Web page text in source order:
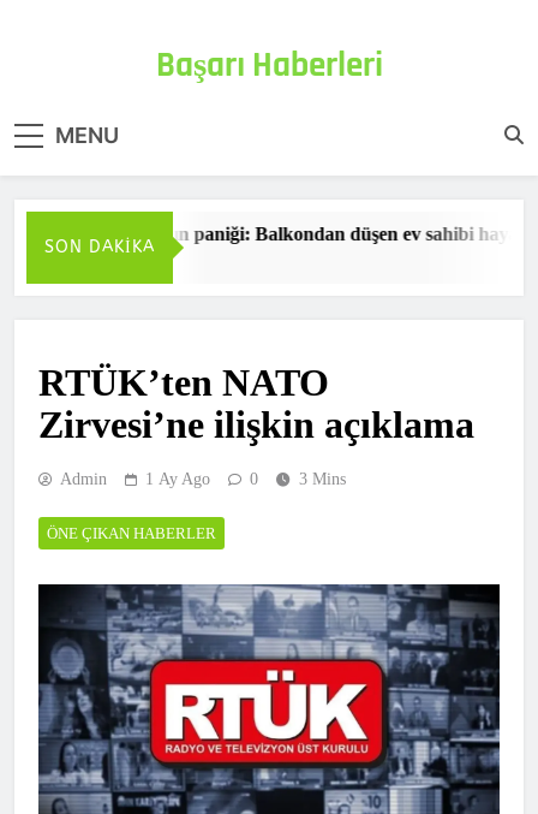
Başarı Haberleri
MENU
SON DAKIKA
13. katta yangın paniği: Balkondan düşen ev sahibi
RTÜK’ten NATO
Zirvesi’ne ilişkin açıklama
Admin 1 Ay Ago 0 3 Mins
ÖNE ÇIKAN HABERLER